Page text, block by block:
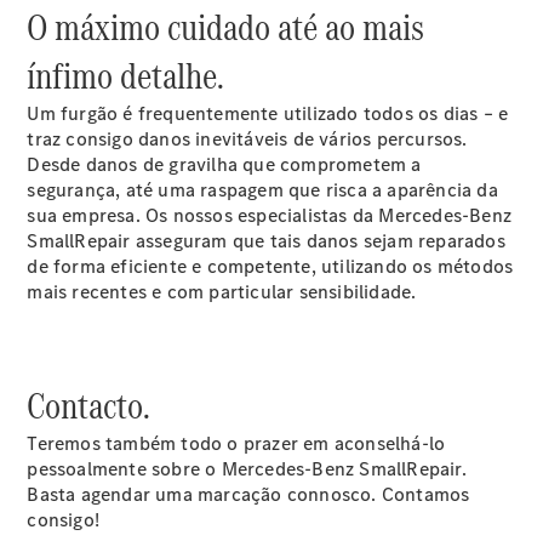
Pack
Serviço
completo
Pack
Manutenção
Pack
Garantia
Mercedes
me – Extras
Digitais
Assistência
em estrada
acessórios
Collection
Manuais de
Condutor
Ações de
O máximo cuidado até ao mais
ínfimo detalhe.
Um furgão é frequentemente utilizado todos os dias – e
traz consigo danos inevitáveis de vários percursos.
Desde danos de gravilha que comprometem a
segurança, até uma raspagem que risca a aparência da
sua empresa. Os nossos especialistas da Mercedes-Benz
SmallRepair asseguram que tais danos sejam reparados
de forma eficiente e competente, utilizando os métodos
mais recentes e com particular sensibilidade.
Contacto.
Teremos também todo o prazer em aconselhá-lo
pessoalmente sobre o Mercedes-Benz SmallRepair.
Basta agendar uma marcação connosco. Contamos
consigo!